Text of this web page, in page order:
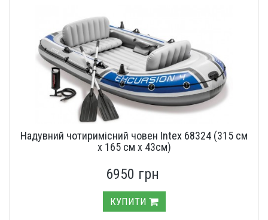
Надувний чотиримісний човен Intex 68324 (315 см
х 165 см х 43см)
6950 грн
КУПИТИ